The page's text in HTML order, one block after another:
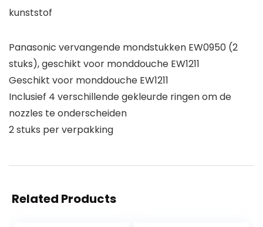
kunststof
Panasonic vervangende mondstukken EW0950 (2
stuks), geschikt voor monddouche EW1211
Geschikt voor monddouche EW1211
Inclusief 4 verschillende gekleurde ringen om de
nozzles te onderscheiden
2 stuks per verpakking
Related Products